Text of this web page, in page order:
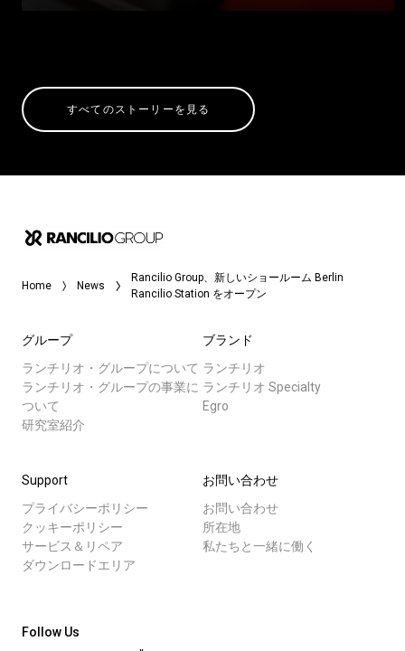
すべてのストーリーを見る
Home News
Rancilio Group、新しいショールーム Berlin
Rancilio Station をオープン
グループ
ランチリオ・グループについて
ランチリオ・グループの事業に
ついて
研究室紹介
ブランド
ランチリオ
ランチリオ Specialty
Egro
Support
プライバシーポリシー
クッキーポリシー
サービス＆リペア
ダウンロードエリア
お問い合わせ
お問い合わせ
所在地
私たちと一緒に働く
Follow Us